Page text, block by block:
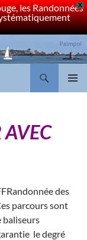
X
les Randonnées
AVEC
des
parcours sont
baliseurs
le degré